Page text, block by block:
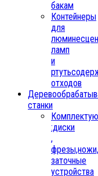
бакам
Контейнеры
для
ламп
и
отходов
станки
:диски
,
фрезы,ножи,
заточные
устройства